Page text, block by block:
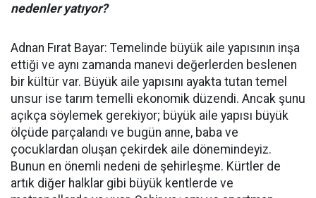
nedenler yatıyor?
Adnan Fırat Bayar: Temelinde büyük aile yapısının inşa
ettiği ve aynı zamanda manevi değerlerden beslenen
bir kültür var. Büyük aile yapısını ayakta tutan temel
unsur ise tarım temelli ekonomik düzendi. Ancak şunu
açıkça söylemek gerekiyor; büyük aile yapısı büyük
ölçüde parçalandı ve bugün anne, baba ve
çocuklardan oluşan çekirdek aile dönemindeyiz.
Bunun en önemli nedeni de şehirleşme. Kürtler de
artık diğer halklar gibi büyük kentlerde ve